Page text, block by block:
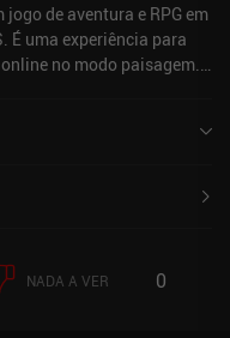
de aventura e RPG em
É uma experiência para
no modo paisagem.
NADA A VER 0